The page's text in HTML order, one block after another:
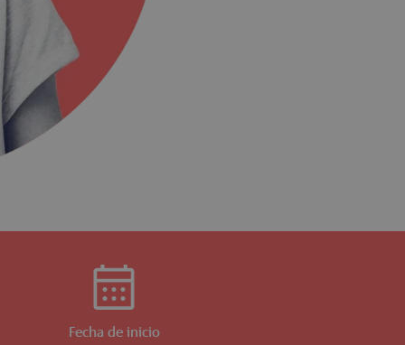
Fecha de inicio